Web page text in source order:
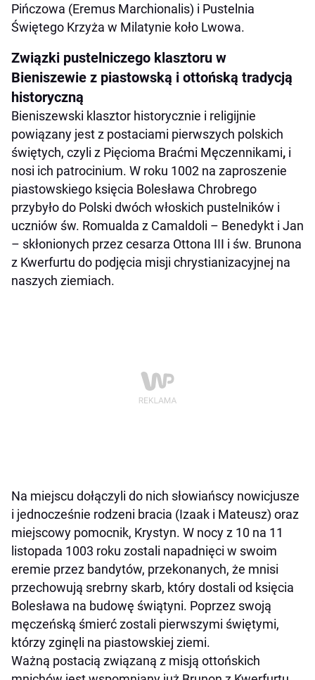
Pińczowa (Eremus Marchionalis) i Pustelnia
Świętego Krzyża w Milatynie koło Lwowa.
Związki pustelniczego klasztoru w
Bieniszewie z piastowską i ottońską tradycją
historyczną
Bieniszewski klasztor historycznie i religijnie
powiązany jest z postaciami pierwszych polskich
świętych, czyli z Pięcioma Braćmi Męczennikami, i
nosi ich patrocinium. W roku 1002 na zaproszenie
piastowskiego księcia Bolesława Chrobrego
przybyło do Polski dwóch włoskich pustelników i
uczniów św. Romualda z Camaldoli – Benedykt i Jan
– skłonionych przez cesarza Ottona III i św. Brunona
z Kwerfurtu do podjęcia misji chrystianizacyjnej na
naszych ziemiach.
Na miejscu dołączyli do nich słowiańscy nowicjusze
i jednocześnie rodzeni bracia (Izaak i Mateusz) oraz
miejscowy pomocnik, Krystyn. W nocy z 10 na 11
listopada 1003 roku zostali napadnięci w swoim
eremie przez bandytów, przekonanych, że mnisi
przechowują srebrny skarb, który dostali od księcia
Bolesława na budowę świątyni. Poprzez swoją
męczeńską śmierć zostali pierwszymi świętymi,
którzy zginęli na piastowskiej ziemi.
Ważną postacią związaną z misją ottońskich